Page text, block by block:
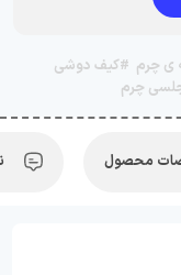
ی چرم #کیف دوشی
چرم
محصول